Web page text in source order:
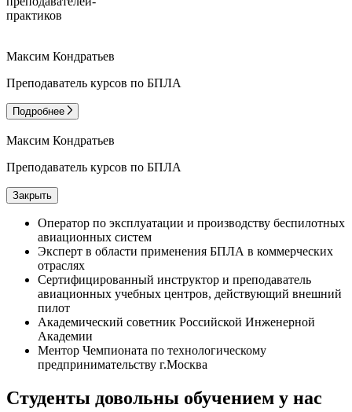
практиков
Максим Кондратьев
Преподаватель курсов по БПЛА
Подробнее
Максим Кондратьев
Преподаватель курсов по БПЛА
Закрыть
Оператор по эксплуатации и производству беспилотных
авиационных систем
Эксперт в области применения БПЛА в коммерческих
отраслях
Сертифицированный инструктор и преподаватель
авиационных учебных центров, действующий внешний
пилот
Академический советник Российской Инженерной
Академии
Ментор Чемпионата по технологическому
предпринимательству г.Москва
Студенты довольны обучением у нас